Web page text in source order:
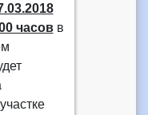
часовв